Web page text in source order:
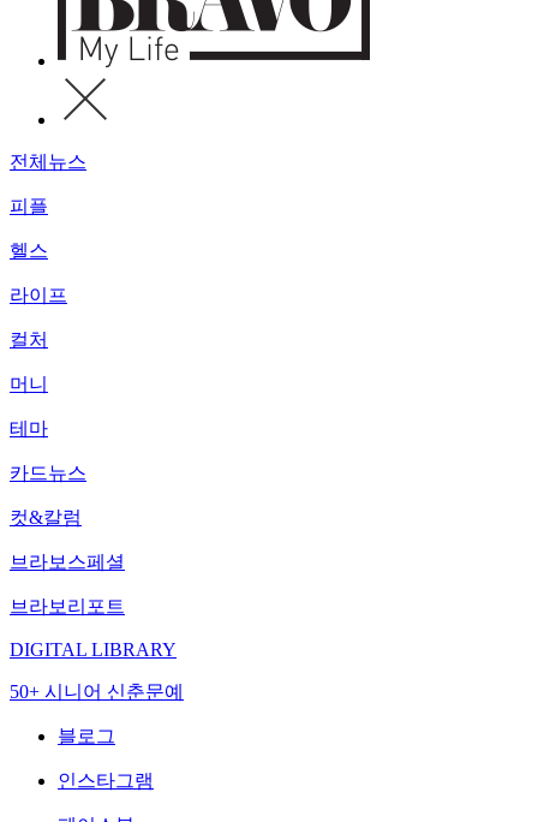
전체뉴스
피플
헬스
라이프
컬처
머니
테마
카드뉴스
컷&칼럼
브라보스페셜
브라보리포트
DIGITAL LIBRARY
50+ 시니어 신춘문예
블로그
인스타그램